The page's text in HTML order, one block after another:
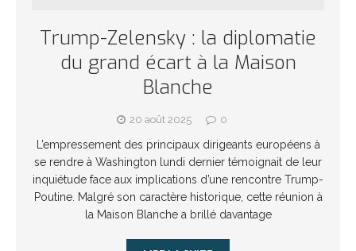
Trump-Zelensky : la diplomatie
du grand écart à la Maison
Blanche
20 août 2025 0
L’empressement des principaux dirigeants européens à
se rendre à Washington lundi dernier témoignait de leur
inquiétude face aux implications d’une rencontre Trump-
Poutine. Malgré son caractère historique, cette réunion à
la Maison Blanche a brillé davantage